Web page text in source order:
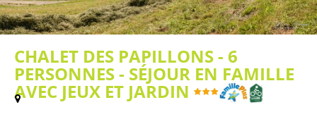
CHALET DES PAPILLONS - 6
PERSONNES - SÉJOUR EN FAMILLE
AVEC JEUX ET JARDIN
(Plan / Carte)